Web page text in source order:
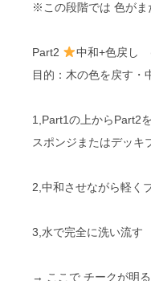
※この段階では 色がま
Part2
中和+色戻し
目的：木の色を戻す・
1,Part1の上からPart2
スポンジまたはデッキ
2,中和させながら軽く
3,水で完全に洗い流す
→ ここで チークが明る